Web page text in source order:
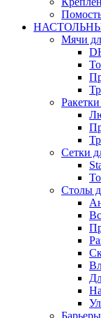
Мячи
Сетки
Столы